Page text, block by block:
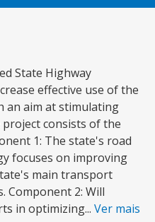
State Highway
effective use of the
an aim at stimulating
consists of the
1: The state's road
focuses on improving
main transport
Component 2: Will
in optimizing... Ver mais